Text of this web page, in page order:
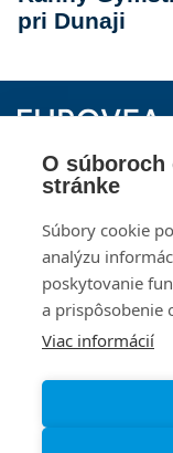
O súboroch
stránke
Súbory cookie
analýzu
poskytovanie
a prispôsobenie
Viac informácií
pri Dunaji
Kontakty
investorov
Návštevný
Zásady používania